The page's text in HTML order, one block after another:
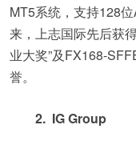
MT5系统，支持128
来，上志国际先后获
业大奖”及FX168-
誉。
2. IG Group